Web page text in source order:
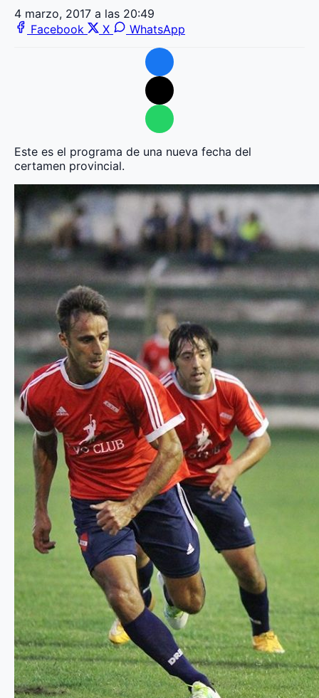
4 marzo, 2017 a las 20:49
Facebook
X WhatsApp
Este es el programa de una nueva fecha del
certamen provincial.